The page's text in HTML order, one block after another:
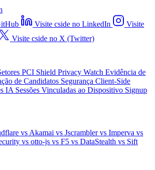
Visite cside no LinkedIn
Visite
Visite cside no X (Twitter)
PCI Shield Privacy Watch Evidência de
de Candidatos Segurança Client-Side
IA Sessões Vinculadas ao Dispositivo Signup
vs Akamai vs Jscramblervs Imperva vs
vs otto-js vs F5 vs DataStealth vs Sift